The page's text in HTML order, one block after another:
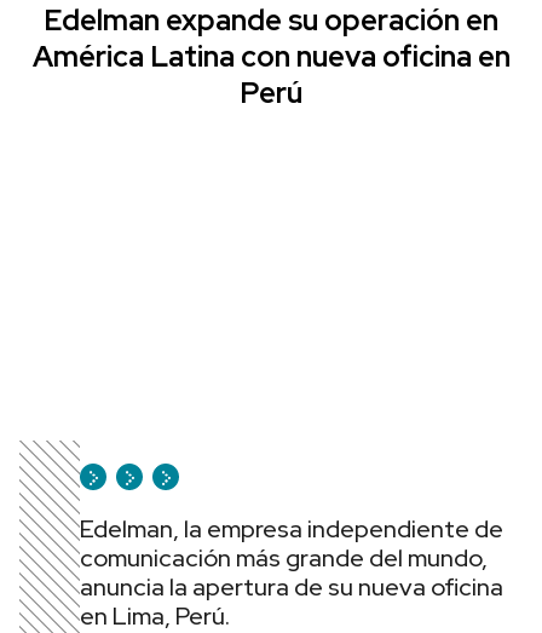
Edelman expande su operación en
América Latina con nueva oficina en
Perú
Edelman, la empresa independiente de
comunicación más grande del mundo,
anuncia la apertura de su nueva oficina
en Lima, Perú.